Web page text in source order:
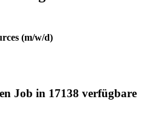
(m/w/d)
Job in 17138 verfügbare